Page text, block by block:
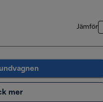
Jämför
mer